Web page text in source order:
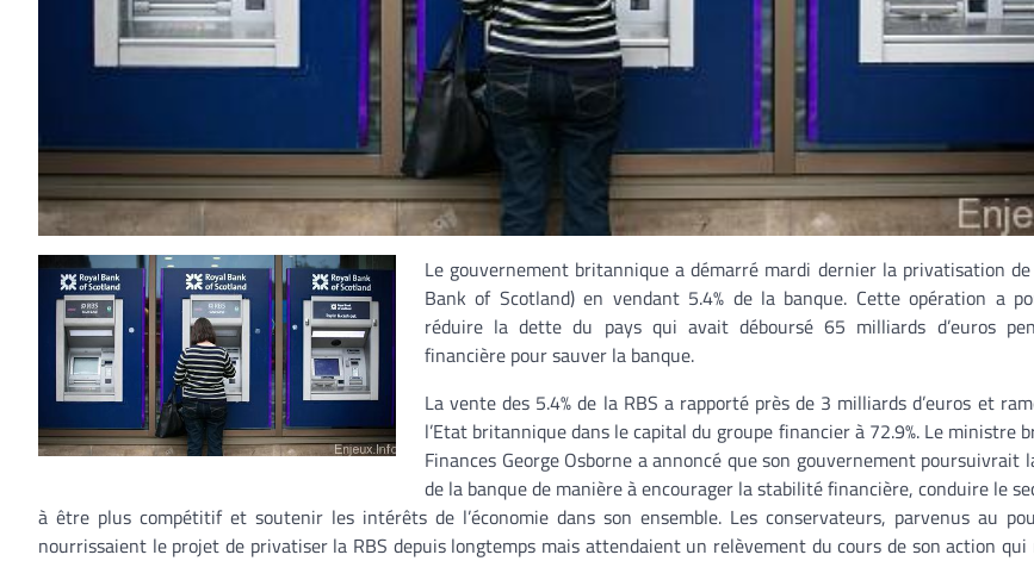
Le gouvernement britannique a démarré mardi dernier la privatisation de
Bank of Scotland) en vendant 5.4% de la banque. Cette opération a
réduire la dette du pays qui avait déboursé 65 milliards d’euros
financière pour sauver la banque.
La vente des 5.4% de la RBS a rapporté près de 3 milliards d’euros et
l’Etat britannique dans le capital du groupe financier à 72.9%. Le ministre
Finances George Osborne a annoncé que son gouvernement poursuivrait
de la banque de manière à encourager la stabilité financière, conduire le
à être plus compétitif et soutenir les intérêts de l’économie dans son ensemble. Les conservateurs, parvenus au
nourrissaient le projet de privatiser la RBS depuis longtemps mais attendaient un relèvement du cours de son action